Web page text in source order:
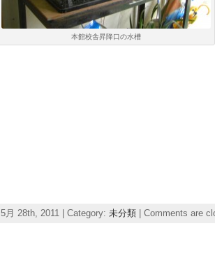
本館校舎昇降口の水槽
5月 28th, 2011 | Category: 未分類| Comments are